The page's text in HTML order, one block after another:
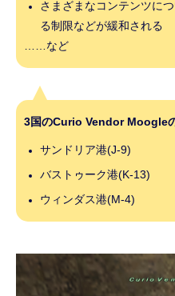
さまざまなコンテンツに
る制限などが緩和される
……など
3国のCurio Vendor Moogle
サンドリア港(J-9)
バストゥーク港(K-13)
ウィンダス港(M-4)